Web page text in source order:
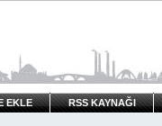
EKLE RSS KAYNAĞI